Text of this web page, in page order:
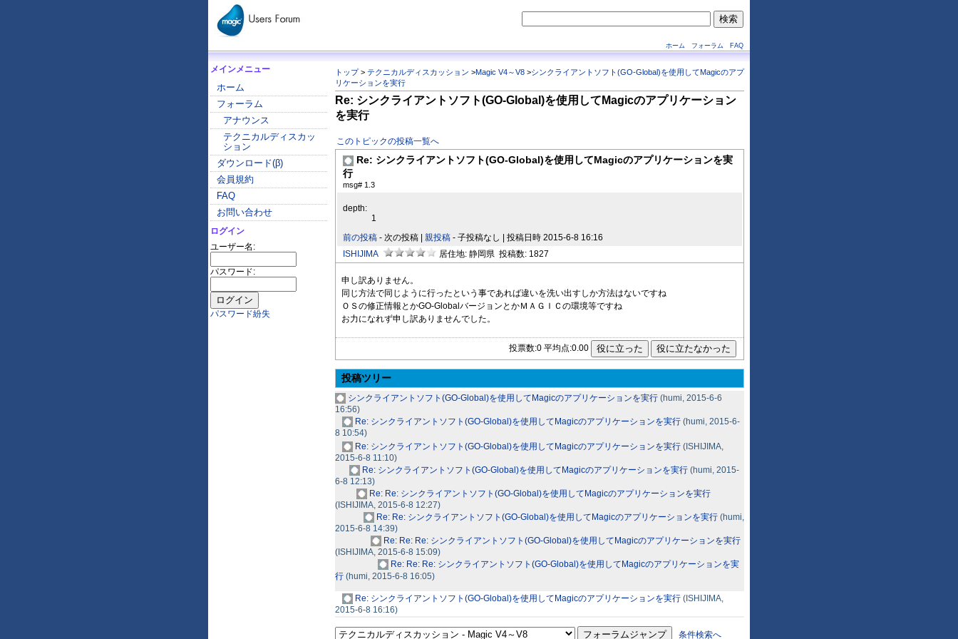
ホーム フォーラム FAQ
メインメニュー
ホーム
フォーラム
アナウンス
テクニカルディスカッ
ション
ダウンロード(β)
会員規約
FAQ
お問い合わせ
ログイン
ユーザー名:
パスワード:
パスワード紛失
トップ> テクニカルディスカッション >Magic V4～V8 >シンクライアントソフト(GO-Global)を使用してMagicのアプ
リケーションを実行
Re: シンクライアントソフト(GO-Global)を使用してMagicのアプリケーション
を実行
このトピックの投稿一覧へ
Re: シンクライアントソフト(GO-Global)を使用してMagicのアプリケーションを実
行
msg# 1.3
depth:
1
前の投稿 - 次の投稿 | 親投稿 - 子投稿なし | 投稿日時 2015-6-8 16:16
ISHIJIMA
居住地: 静岡県 投稿数: 1827
申し訳ありません。
同じ方法で同じように行ったという事であれば違いを洗い出すしか方法はないですね
ＯＳの修正情報とかGO-GlobalバージョンとかＭＡＧＩＣの環境等ですね
お力になれず申し訳ありませんでした。
投票数:0 平均点:0.00
投稿ツリー
シンクライアントソフト(GO-Global)を使用してMagicのアプリケーションを実行 (humi, 2015-6-6
16:56)
Re: シンクライアントソフト(GO-Global)を使用してMagicのアプリケーションを実行 (humi, 2015-6-
8 10:54)
Re: シンクライアントソフト(GO-Global)を使用してMagicのアプリケーションを実行 (ISHIJIMA,
2015-6-8 11:10)
Re: シンクライアントソフト(GO-Global)を使用してMagicのアプリケーションを実行 (humi, 2015-
6-8 12:13)
Re: Re: シンクライアントソフト(GO-Global)を使用してMagicのアプリケーションを実行
(ISHIJIMA, 2015-6-8 12:27)
Re: Re: シンクライアントソフト(GO-Global)を使用してMagicのアプリケーションを実行 (humi,
2015-6-8 14:39)
Re: Re: Re: シンクライアントソフト(GO-Global)を使用してMagicのアプリケーションを実行
(ISHIJIMA, 2015-6-8 15:09)
Re: Re: Re: シンクライアントソフト(GO-Global)を使用してMagicのアプリケーションを実
行 (humi, 2015-6-8 16:05)
Re: シンクライアントソフト(GO-Global)を使用してMagicのアプリケーションを実行 (ISHIJIMA,
2015-6-8 16:16)
条件検索へ